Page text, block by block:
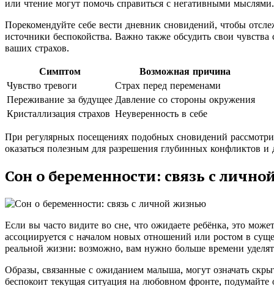
или чтение могут помочь справиться с негативными мыслями.
Порекомендуйте себе вести дневник сновидений, чтобы
источники беспокойства. Важно также обсудить свои
ваших страхов.
Симптом
Возможная причина
Чувство тревоги
Страх перед переменами
Переживание за будущее Давление со стороны окружения
Кристаллизация страхов Неуверенность в себе
При регулярных посещениях подобных сновидений
оказаться полезным для разрешения глубинных конфликтов
Сон о беременности: связь с
Если вы часто видите во сне, что ожидаете ребёнка, это
ассоциируется с началом новых отношений или ростом в
реальной жизни: возможно, вам нужно больше времени
Образы, связанные с ожиданием малыша, могут означать
беспокоит текущая ситуация на любовном фронте,